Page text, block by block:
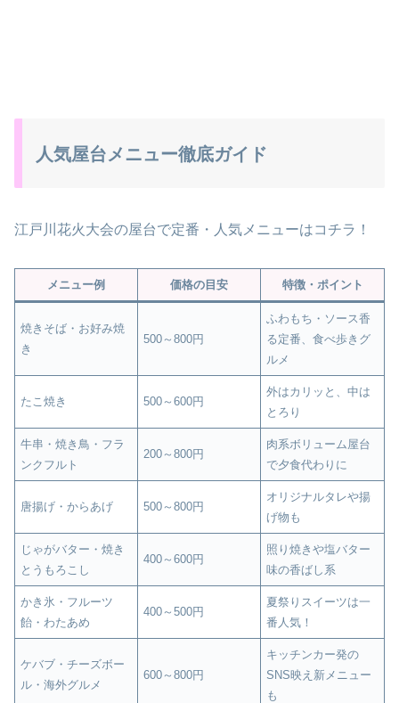
人気屋台メニュー徹底ガイド
江戸川花火大会の屋台で定番・人気メニューはコチラ！
メニュー例 価格の目安 特徴・ポイント
焼きそば・お好み焼
き
500～800円
ふわもち・ソース香
る定番、食べ歩きグ
ルメ
たこ焼き 500～600円
外はカリッと、中は
とろり
牛串・焼き鳥・フラ
ンクフルト
200～800円
肉系ボリューム屋台
で夕食代わりに
唐揚げ・からあげ 500～800円
オリジナルタレや揚
げ物も
じゃがバター・焼き
とうもろこし
400～600円
照り焼きや塩バター
味の香ばし系
かき氷・フルーツ
飴・わたあめ
400～500円
夏祭りスイーツは一
番人気！
ケバブ・チーズボー
ル・海外グルメ
600～800円
キッチンカー発の
SNS映え新メニュー
も